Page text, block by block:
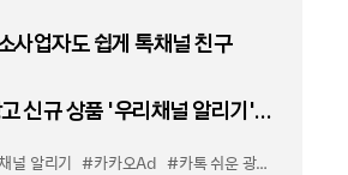
사업자도 쉽게 톡채널 친구
신규 상품 '우리채널 알리기'
널 알리기 #카카오Ad #카톡 쉬운 광고